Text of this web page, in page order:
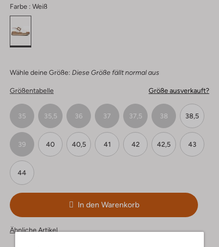
Farbe : Weiß
Wähle deine Größe: Diese Größe fällt normal aus
Größentabelle Größe ausverkauft?
35 35,5 36 37 37,5 38 38,5
39 40 40,5 41 42 42,5 43
44
In den Warenkorb
Ähnliche Artikel